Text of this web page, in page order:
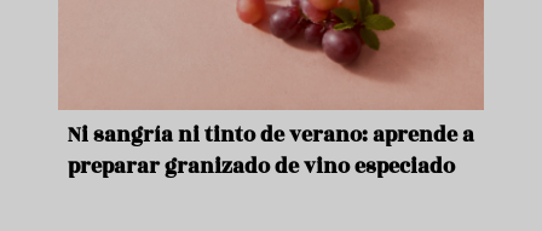
Ni sangría ni tinto de verano: aprende a
preparar granizado de vino especiado